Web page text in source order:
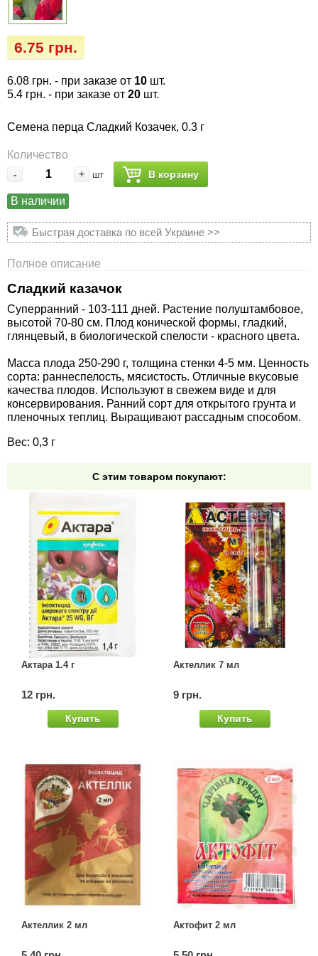
6.75 грн.
6.08 грн. - при заказе от 10 шт.
5.4 грн. - при заказе от 20 шт.
Семена перца Сладкий Козачек, 0.3 г
Количество
- + шт В корзину
В наличии
Быстрая доставка по всей Украине >>
Полное описание
Сладкий казачок
Суперранний - 103-111 дней. Растение полуштамбовое,
высотой 70-80 см. Плод конической формы, гладкий,
глянцевый, в биологической спелости - красного цвета.
Масса плода 250-290 г, толщина стенки 4-5 мм. Ценность
сорта: раннеспелость, мясистость. Отличные вкусовые
качества плодов. Используют в свежем виде и для
консервирования. Ранний сорт для открытого грунта и
пленочных теплиц. Выращивают рассадным способом.
Вес: 0,3 г
С этим товаром покупают:
Актара 1.4 г
12 грн.
Купить
Актеллик 7 мл
9 грн.
Купить
Актеллик 2 мл Актофит 2 мл
Семена перца
Семена редьки
Семена сельдерея
Семена сидератов
Семена табака
Семена томатов
Семена газонной травы
Семена тыквы, патиссона
Семена укропа
Семена фасоли
Семена цветов
Семена шпината
Семена щавеля
Элитные семена в банках
Удобрения «Сударушка», «Рязаночка»
Удобрения «Чистый лист» кристаллические
300 г
Удобрения «Чистый лист» в палочках
Удобрения «Чистый лист» Успех
Опрыскиватели
Средства защиты от колорадского жука
клопов, блох, домашних и садовых муравьев
Средства защиты от комаров, москитов,
клещей, ос, мошек, слепней
Средства защиты от мух
Средства защиты от моли
Средства защиты от капустницы
Препараты для септиков, выгребных ям и
дачных туалетов, биодеструкторы
Хозяйственные товары
Средства защиты растений
Лидеры продаж
Купить семена - хиты продаж
Архив